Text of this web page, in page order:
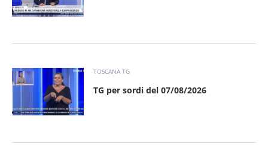
TOSCANA TG
TG per sordi del 07/08/2026